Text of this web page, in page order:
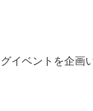
イベントを企画